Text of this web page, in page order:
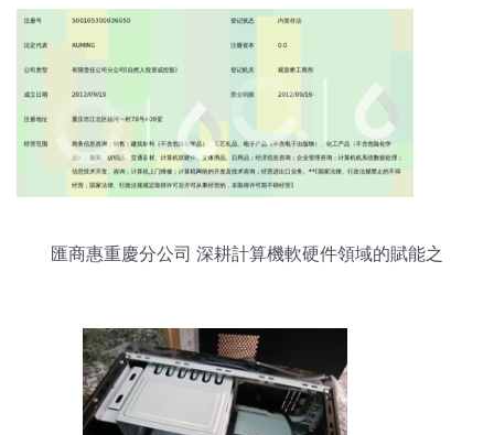
匯商惠重慶分公司 深耕計算機軟硬件領域的賦能之